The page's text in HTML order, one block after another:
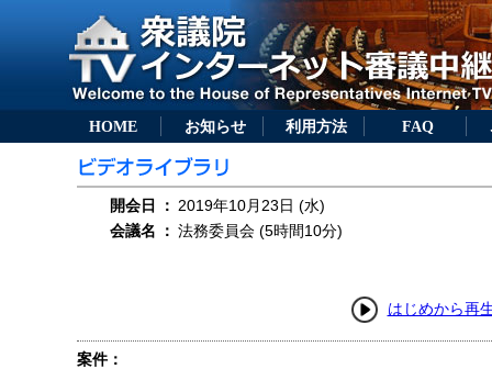
HOME お知らせ 利用方法 FAQ
開会日 ： 2019年10月23日 (水)
会議名
： 法務委員会 (5時間10分)
はじめから再
案件：